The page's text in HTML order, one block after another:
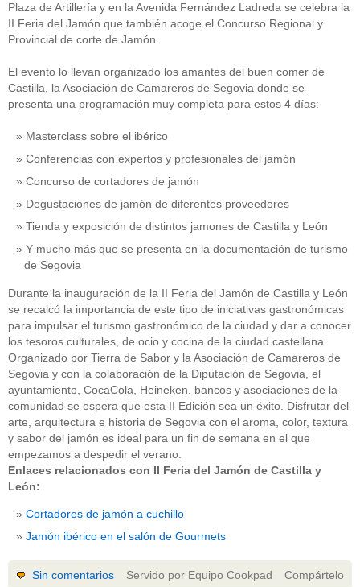
Plaza de Artillería y en la Avenida Fernández Ladreda se celebra la
II Feria del Jamón que también acoge el Concurso Regional y
Provincial de corte de Jamón.
El evento lo llevan organizado los amantes del buen comer de
Castilla, la Asociación de Camareros de Segovia donde se
presenta una programación muy completa para estos 4 días:
Masterclass sobre el ibérico
Conferencias con expertos y profesionales del jamón
Concurso de cortadores de jamón
Degustaciones de jamón de diferentes proveedores
Tienda y exposición de distintos jamones de Castilla y León
Y mucho más que se presenta en la documentación de turismo
de Segovia
Durante la inauguración de la II Feria del Jamón de Castilla y León
se recalcó la importancia de este tipo de iniciativas gastronómicas
para impulsar el turismo gastronómico de la ciudad y dar a conocer
los tesoros culturales, de ocio y cocina de la ciudad castellana.
Organizado por Tierra de Sabor y la Asociación de Camareros de
Segovia y con la colaboración de la Diputación de Segovia, el
ayuntamiento, CocaCola, Heineken, bancos y asociaciones de la
comunidad se espera que esta II Edición sea un éxito. Disfrutar del
arte, arquitectura e historia de Segovia con el aroma, color, textura
y sabor del jamón es ideal para un fin de semana en el que
empezamos a despedir el verano.
Enlaces relacionados con II Feria del Jamón de Castilla y
León:
Cortadores de jamón a cuchillo
Jamón ibérico en el salón de Gourmets
Servido por Equipo Cookpad
Sin comentarios Compártelo